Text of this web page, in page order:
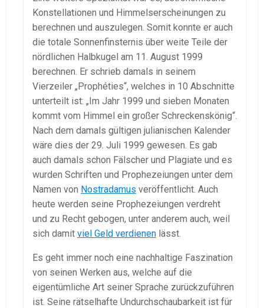
Konstellationen und Himmelserscheinungen zu
berechnen und auszulegen. Somit konnte er auch
die totale Sonnenfinsternis über weite Teile der
nördlichen Halbkugel am 11. August 1999
berechnen. Er schrieb damals in seinem
Vierzeiler „Prophéties“, welches in 10 Abschnitte
unterteilt ist: „Im Jahr 1999 und sieben Monaten
kommt vom Himmel ein großer Schreckenskönig“.
Nach dem damals gültigen julianischen Kalender
wäre dies der 29. Juli 1999 gewesen. Es gab
auch damals schon Fälscher und Plagiate und es
wurden Schriften und Prophezeiungen unter dem
Namen von Nostradamus veröffentlicht. Auch
heute werden seine Prophezeiungen verdreht
und zu Recht gebogen, unter anderem auch, weil
sich damit viel Geld verdienen lässt.
Es geht immer noch eine nachhaltige Faszination
von seinen Werken aus, welche auf die
eigentümliche Art seiner Sprache zurückzuführen
ist. Seine rätselhafte Undurchschaubarkeit ist für